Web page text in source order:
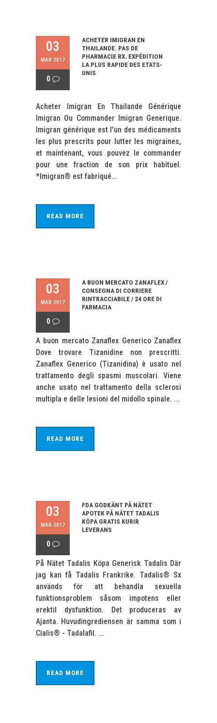
03
MAR 2017
0
ACHETER IMIGRAN EN
THAILANDE. PAS DE
PHARMACIE RX. EXPÉDITION
LA PLUS RAPIDE DES ETATS-
UNIS
Acheter Imigran En Thailande Générique
Imigran Ou Commander Imigran Generique.
Imigran générique est l'un des médicaments
les plus prescrits pour lutter les migraines,
et maintenant, vous pouvez le commander
pour une fraction de son prix habituel.
*Imigran® est fabriqué...
READ MORE
03
MAR 2017
0
A BUON MERCATO ZANAFLEX /
CONSEGNA DI CORRIERE
RINTRACCIABILE / 24 ORE DI
FARMACIA
A buon mercato Zanaflex Generico Zanaflex
Dove trovare Tizanidine non prescritti.
Zanaflex Generico (Tizanidina) è usato nel
trattamento degli spasmi muscolari. Viene
anche usato nel trattamento della sclerosi
multipla e delle lesioni del midollo spinale. ...
READ MORE
03
MAR 2017
0
FDA GODKÄNT PÅ NÄTET
APOTEK PÅ NÄTET TADALIS
KÖPA GRATIS KURIR
LEVERANS
På Nätet Tadalis Köpa Generisk Tadalis Där
jag kan få Tadalis Frankrike. Tadalis® Sx
används för att behandla sexuella
funktionsproblem såsom impotens eller
erektil dysfunktion. Det produceras av
Ajanta. Huvudingrediensen är samma som i
Cialis® - Tadalafil. ...
READ MORE